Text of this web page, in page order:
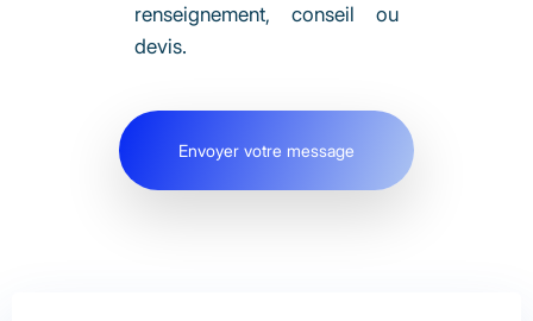
renseignement, conseil ou
devis.
Envoyer votre message